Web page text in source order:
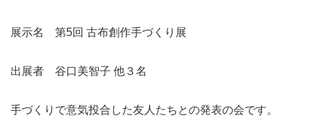
展示名 第5回 古布創作手づくり展
出展者 谷口美智子 他３名
手づくりで意気投合した友人たちとの発表の会です。